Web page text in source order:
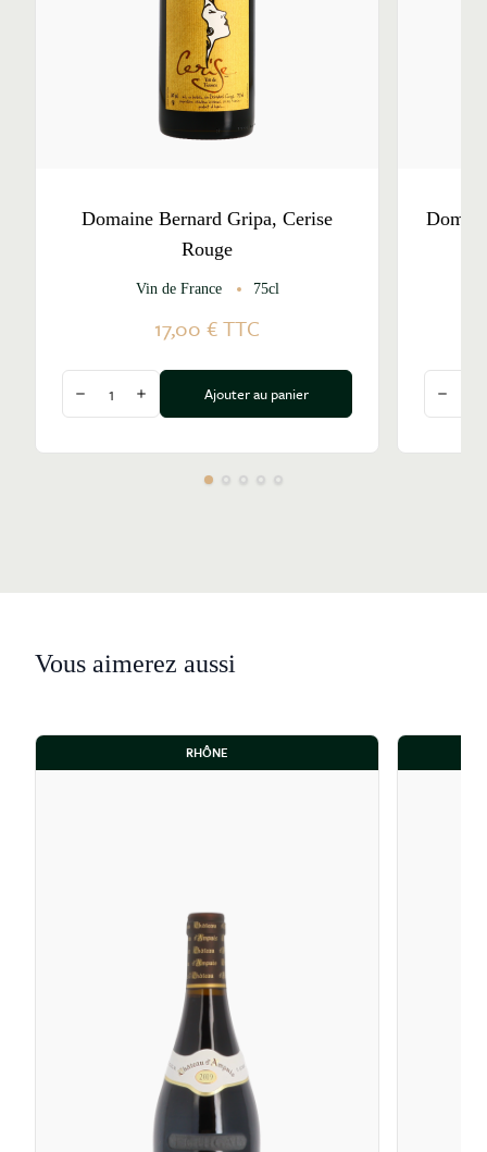
Domaine Bernard Gripa, Cerise
Rouge
Vin de France 75cl
17,00 €TTC
Diminuer la quantité
Augmenter la quantité
Ajouter au panier
Vous aimerez aussi
RHÔNE